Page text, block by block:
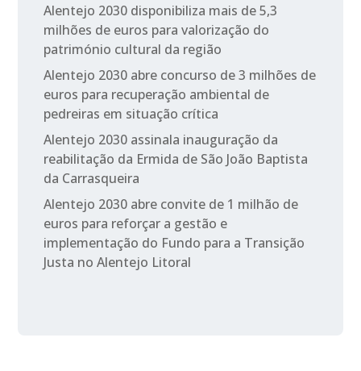
Alentejo 2030 disponibiliza mais de 5,3
milhões de euros para valorização do
património cultural da região
Alentejo 2030 abre concurso de 3 milhões de
euros para recuperação ambiental de
pedreiras em situação crítica
Alentejo 2030 assinala inauguração da
reabilitação da Ermida de São João Baptista
da Carrasqueira
Alentejo 2030 abre convite de 1 milhão de
euros para reforçar a gestão e
implementação do Fundo para a Transição
Justa no Alentejo Litoral